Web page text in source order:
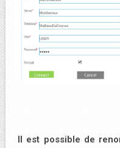
Il est possible de